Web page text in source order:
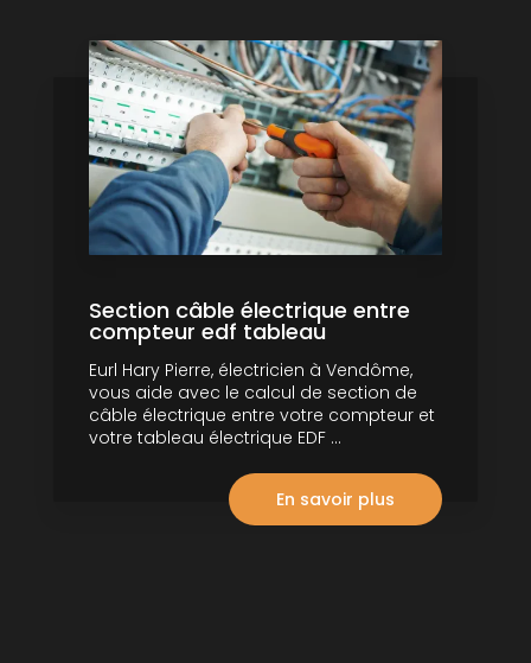
Section câble électrique entre
compteur edf tableau
Eurl Hary Pierre, électricien à Vendôme,
vous aide avec le calcul de section de
câble électrique entre votre compteur et
votre tableau électrique EDF ...
En savoir plus